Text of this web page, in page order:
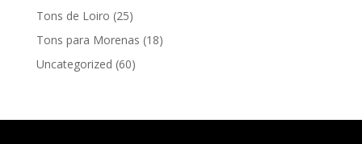
Tons de Loiro (25)
Tons para Morenas (18)
Uncategorized (60)